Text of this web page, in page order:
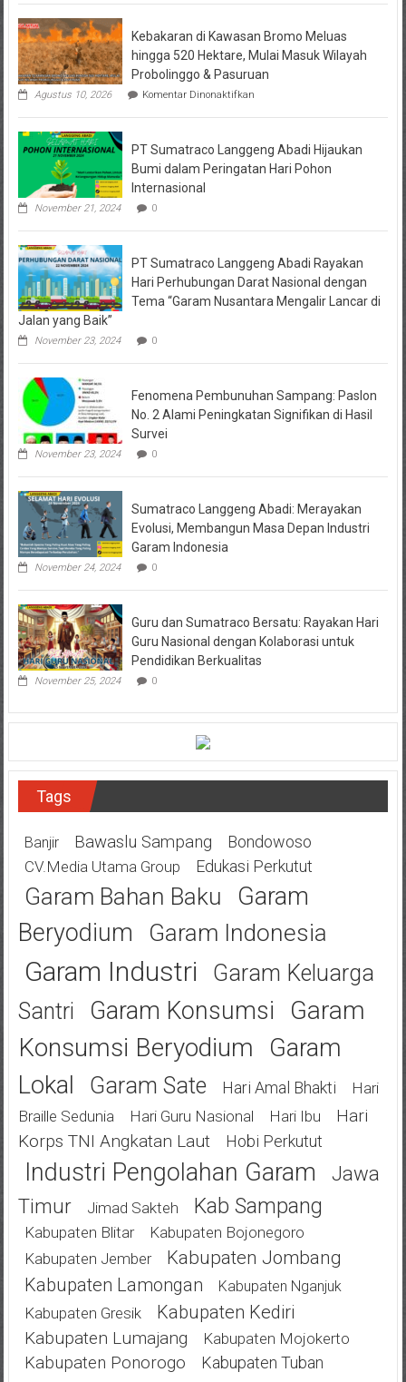
Kebakaran di Kawasan Bromo Meluas
hingga 520 Hektare, Mulai Masuk Wilayah
Probolinggo & Pasuruan
Agustus 10, 2026 Komentar Dinonaktifkanpada
di
Bromo
Meluas
hingga
Masuk
Probolinggo
&
Pasuruan
PT Sumatraco Langgeng Abadi Hijaukan
Bumi dalam Peringatan Hari Pohon
Internasional
November 21, 2024 0
PT Sumatraco Langgeng Abadi Rayakan
Hari Perhubungan Darat Nasional dengan
Tema “Garam Nusantara Mengalir Lancar di
Jalan yang Baik”
November 23, 2024 0
Fenomena Pembunuhan Sampang: Paslon
No. 2 Alami Peningkatan Signifikan di Hasil
Survei
November 23, 2024 0
Sumatraco Langgeng Abadi: Merayakan
Evolusi, Membangun Masa Depan Industri
Garam Indonesia
November 24, 2024 0
Guru dan Sumatraco Bersatu: Rayakan Hari
Guru Nasional dengan Kolaborasi untuk
Pendidikan Berkualitas
November 25, 2024 0
Tags
Banjir Bawaslu Sampang Bondowoso
CV.Media Utama Group Edukasi Perkutut
Garam Bahan Baku
Garam
Beryodium
Garam Indonesia
Garam Industri
Garam Keluarga
Santri
Garam Konsumsi
Garam
Konsumsi Beryodium
Garam
Lokal
Garam Sate Hari Amal Bhakti
Hari
Braille Sedunia
Hari Guru Nasional Hari Ibu
Hari
Korps TNI Angkatan Laut
Hobi Perkutut
Industri Pengolahan Garam
Jawa
Timur
Jimad Sakteh Kab Sampang
Kabupaten Blitar
Kabupaten Bojonegoro
Kabupaten Jember
Kabupaten Jombang
Kabupaten Lamongan
Kabupaten Nganjuk
Kabupaten Gresik Kabupaten Kediri
Kabupaten Lumajang Kabupaten Mojokerto
Kabupaten Ponorogo Kabupaten Tuban